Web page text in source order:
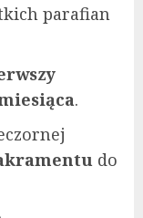
parafian
.
do